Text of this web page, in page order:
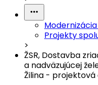
Projekty
>
ŽSR, Dostavba
a nadväzujúcej
Žilina -